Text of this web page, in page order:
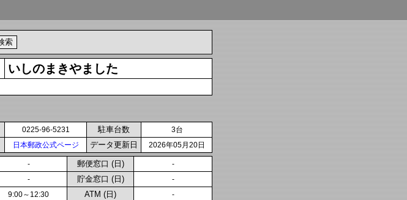
いしのまきやました
0225-96-5231 駐車台数 3台
日本郵政公式ページ データ更新日 2026年05月20日
- 郵便窓口 (日) -
- 貯金窓口 (日) -
9:00～12:30 ATM (日) -